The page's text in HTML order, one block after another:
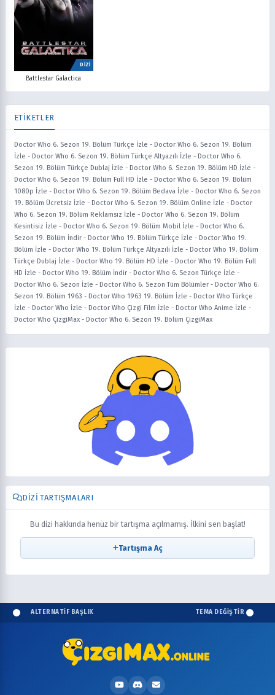
DİZİ
Battlestar Galactica
ETİKETLER
Doctor Who 6. Sezon 19. Bölüm Türkçe İzle - Doctor Who 6. Sezon 19. Bölüm
İzle - Doctor Who 6. Sezon 19. Bölüm Türkçe Altyazılı İzle - Doctor Who 6.
Sezon 19. Bölüm Türkçe Dublaj İzle - Doctor Who 6. Sezon 19. Bölüm HD İzle -
Doctor Who 6. Sezon 19. Bölüm Full HD İzle - Doctor Who 6. Sezon 19. Bölüm
1080p İzle - Doctor Who 6. Sezon 19. Bölüm Bedava İzle - Doctor Who 6. Sezon
19. Bölüm Ücretsiz İzle - Doctor Who 6. Sezon 19. Bölüm Online İzle - Doctor
Who 6. Sezon 19. Bölüm Reklamsız İzle - Doctor Who 6. Sezon 19. Bölüm
Kesintisiz İzle - Doctor Who 6. Sezon 19. Bölüm Mobil İzle - Doctor Who 6.
Sezon 19. Bölüm İndir - Doctor Who 19. Bölüm Türkçe İzle - Doctor Who 19.
Bölüm İzle - Doctor Who 19. Bölüm Türkçe Altyazılı İzle - Doctor Who 19. Bölüm
Türkçe Dublaj İzle - Doctor Who 19. Bölüm HD İzle - Doctor Who 19. Bölüm Full
HD İzle - Doctor Who 19. Bölüm İndir - Doctor Who 6. Sezon Türkçe İzle -
Doctor Who 6. Sezon İzle - Doctor Who 6. Sezon Tüm Bölümler - Doctor Who 6.
Sezon 19. Bölüm 1963 - Doctor Who 1963 19. Bölüm İzle - Doctor Who Türkçe
İzle - Doctor Who İzle - Doctor Who Çizgi Film İzle - Doctor Who Anime İzle -
Doctor Who ÇizgiMax - Doctor Who 6. Sezon 19. Bölüm ÇizgiMax
DIZI TARTIŞMALARI
Bu dizi hakkında henüz bir tartışma açılmamış. İlkini sen başlat!
Tartışma Aç
ALTERNATİF BAŞLIK TEMA DEĞİŞTİR